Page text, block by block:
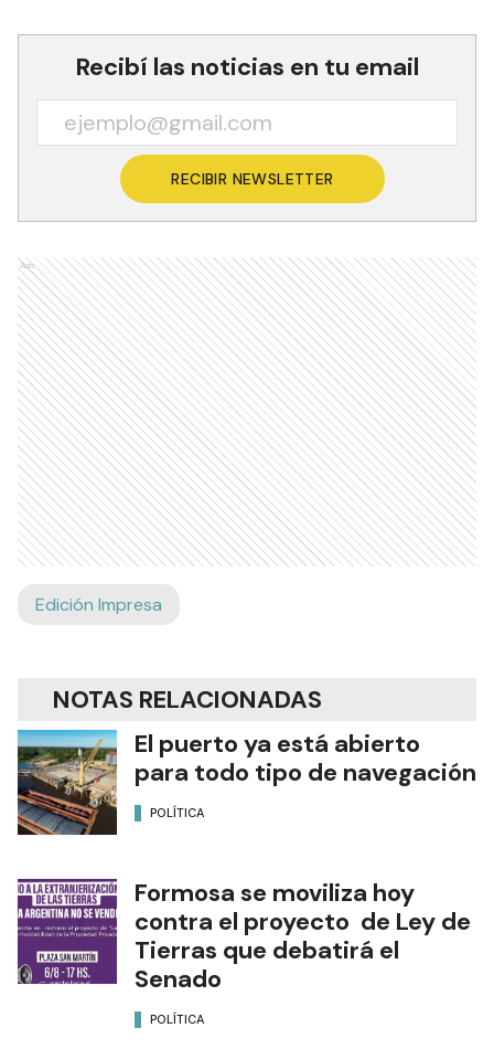
Recibí las noticias en tu email
RECIBIR NEWSLETTER
Ads
Edición Impresa
NOTAS RELACIONADAS
El puerto ya está abierto
para todo tipo de navegación
POLÍTICA
Formosa se moviliza hoy
contra el proyecto de Ley de
Tierras que debatirá el
Senado
POLÍTICA